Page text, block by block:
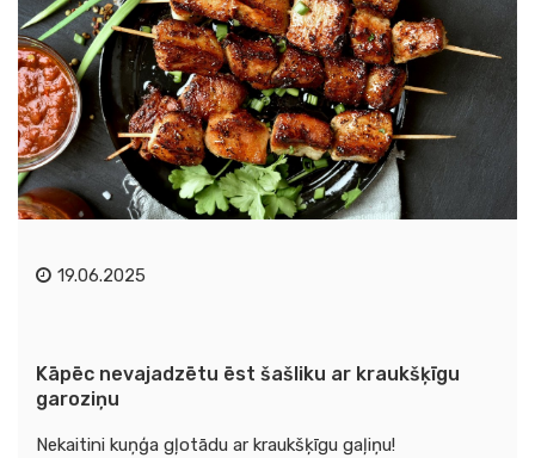
19.06.2025
Kāpēc nevajadzētu ēst šašliku ar kraukšķīgu
garoziņu
Nekaitini kuņģa gļotādu ar kraukšķīgu gaļiņu!